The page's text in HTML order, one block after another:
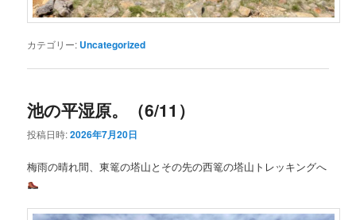
カテゴリー: Uncategorized
池の平湿原。（6/11）
投稿日時:2026年7月20日
梅雨の晴れ間、東篭の塔山とその先の西篭の塔山トレッキングへ